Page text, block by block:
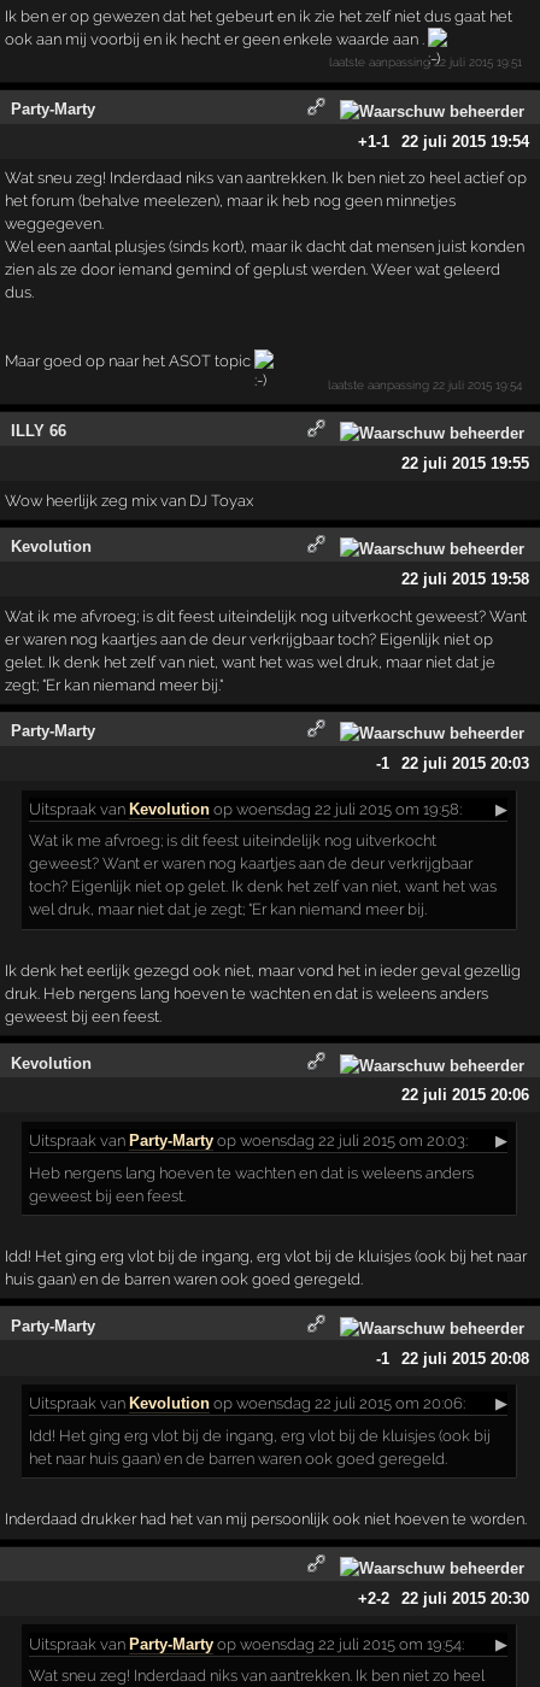
Ik ben er op gewezen dat het gebeurt en ik zie het zelf niet dus gaat het
ook aan mij voorbij en ik hecht er geen enkele waarde aan .
laatste aanpassing22 juli 2015 19:51
Party-Marty
+1-1 22 juli 2015 19:54
Wat sneu zeg! Inderdaad niks van aantrekken. Ik ben niet zo heel actief op
het forum (behalve meelezen), maar ik heb nog geen minnetjes
weggegeven.
Wel een aantal plusjes (sinds kort), maar ik dacht dat mensen juist konden
zien als ze door iemand gemind of geplust werden. Weer wat geleerd
dus.
Maar goed op naar het ASOT topic
laatste aanpassing 22 juli 2015 19:54
ILLY 66
22 juli 2015 19:55
Wow heerlijk zeg mix van DJ Toyax
Kevolution
22 juli 2015 19:58
Wat ik me afvroeg; is dit feest uiteindelijk nog uitverkocht geweest? Want
er waren nog kaartjes aan de deur verkrijgbaar toch? Eigenlijk niet op
gelet. Ik denk het zelf van niet, want het was wel druk, maar niet dat je
zegt; "Er kan niemand meer bij."
Party-Marty
-1
22 juli 2015 20:03
Uitspraak van Kevolution op woensdag 22 juli 2015 om 19:58:
▶
Wat ik me afvroeg; is dit feest uiteindelijk nog uitverkocht
geweest? Want er waren nog kaartjes aan de deur verkrijgbaar
toch? Eigenlijk niet op gelet. Ik denk het zelf van niet, want het was
wel druk, maar niet dat je zegt; "Er kan niemand meer bij.
Ik denk het eerlijk gezegd ook niet, maar vond het in ieder geval gezellig
druk. Heb nergens lang hoeven te wachten en dat is weleens anders
geweest bij een feest.
Kevolution
22 juli 2015 20:06
Uitspraak van Party-Marty op woensdag 22 juli 2015 om 20:03:
▶
Heb nergens lang hoeven te wachten en dat is weleens anders
geweest bij een feest.
Idd! Het ging erg vlot bij de ingang, erg vlot bij de kluisjes (ook bij het naar
huis gaan) en de barren waren ook goed geregeld.
Party-Marty
-1
22 juli 2015 20:08
Uitspraak van Kevolution op woensdag 22 juli 2015 om 20:06:
▶
Idd! Het ging erg vlot bij de ingang, erg vlot bij de kluisjes (ook bij
het naar huis gaan) en de barren waren ook goed geregeld.
Inderdaad drukker had het van mij persoonlijk ook niet hoeven te worden.
+2-2 22 juli 2015 20:30
Uitspraak vanParty-Marty op woensdag 22 juli 2015 om 19:54:
▶
Wat sneu zeg! Inderdaad niks van aantrekken. Ik ben niet zo heel